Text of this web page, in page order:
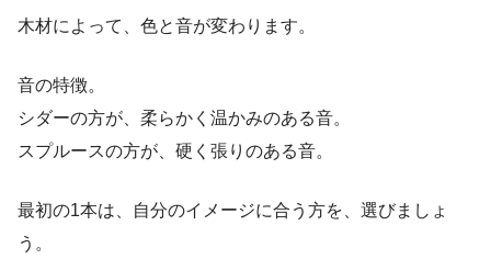
木材によって、色と音が変わります。
音の特徴。
シダーの方が、柔らかく温かみのある音。
スプルースの方が、硬く張りのある音。
最初の1本は、自分のイメージに合う方を、選びましょ
う。